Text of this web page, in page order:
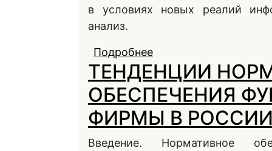
в условиях новых реалий
анализ.
Подробнее
ИНФОРМАЦИОННОЙ
ТЕНДЕНЦИИ
ОБЕСПЕЧЕНИЯ
ФИРМЫ В
Введение. Нормативное